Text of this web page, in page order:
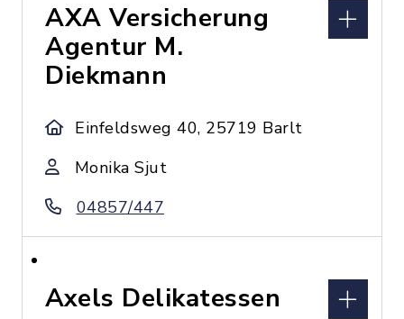
AXA Versicherung
Agentur M.
Diekmann
Einfeldsweg 40, 25719 Barlt
Monika Sjut
04857/447
Axels Delikatessen